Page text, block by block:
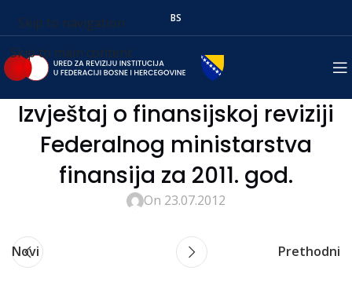
Skip to navigation
Skip to main content
BS
Izvještaj o finansijskoj reviziji
Federalnog ministarstva
finansija za 2011. god.
On 23.07.2012
Novi Prethodni